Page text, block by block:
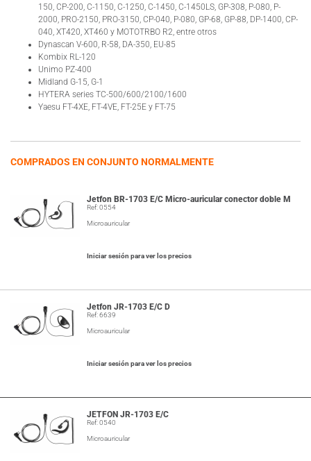
150, CP-200, C-1150, C-1250, C-1450, C-1450LS, GP-308, P-080, P-
2000, PRO-2150, PRO-3150, CP-040, P-080, GP-68, GP-88, DP-1400, CP-
040, XT420, XT460 y MOTOTRBO R2, entre otros
Dynascan V-600, R-58, DA-350, EU-85
Kombix RL-120
Unimo PZ-400
Midland G-15, G-1
HYTERA series TC-500/600/2100/1600
Yaesu FT-4XE, FT-4VE, FT-25E y FT-75
COMPRADOS EN CONJUNTO NORMALMENTE
Jetfon BR-1703 E/C Micro-auricular conector doble M
Ref: 0554
Microauricular
Iniciar sesión para ver los precios
Jetfon JR-1703 E/C D
Ref: 6639
Microauricular
Iniciar sesión para ver los precios
JETFON JR-1703 E/C
Ref: 0540
Microauricular